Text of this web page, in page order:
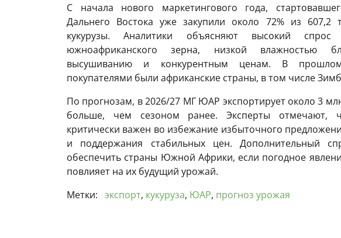
С начала нового маркетингового года,
Дальнего Востока уже закупили около 72% из 607,2
кукурузы. Аналитики объясняют высокий
южноафриканского зерна, низкой влажностью
высушиванию и конкурентным ценам. В
покупателями были африканские страны, в том числе
По прогнозам, в 2026/27 МГ ЮАР экспортирует около 3
больше, чем сезоном ранее. Эксперты отмечают,
критически важен во избежание избыточного
и поддержания стабильных цен. Дополнительный
обеспечить страны Южной Африки, если погодное
повлияет на их будущий урожай.
Метки: экспорт, кукуруза, ЮАР, прогноз урожая